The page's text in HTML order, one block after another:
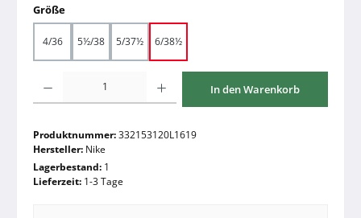
Größeauswählen
4/36 5½/38 5/37½ 6/38½
In den Warenkorb
Produktnummer:332153120L1619
Hersteller: Nike
Lagerbestand: 1
Lieferzeit: 1-3 Tage